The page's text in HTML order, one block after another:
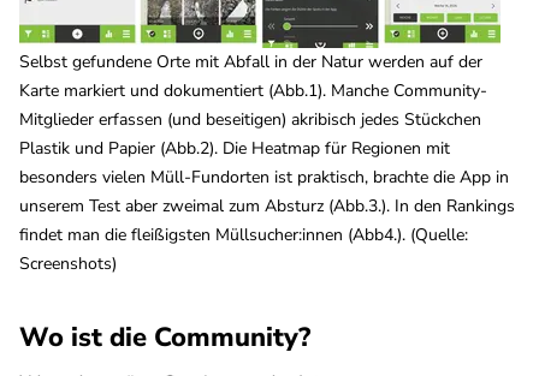
Selbst gefundene Orte mit Abfall in der Natur werden auf der
Karte markiert und dokumentiert (Abb.1). Manche Community-
Mitglieder erfassen (und beseitigen) akribisch jedes Stückchen
Plastik und Papier (Abb.2). Die Heatmap für Regionen mit
besonders vielen Müll-Fundorten ist praktisch, brachte die App in
unserem Test aber zweimal zum Absturz (Abb.3.). In den Rankings
findet man die fleißigsten Müllsucher:innen (Abb4.). (Quelle:
Screenshots)
Wo ist die Community?